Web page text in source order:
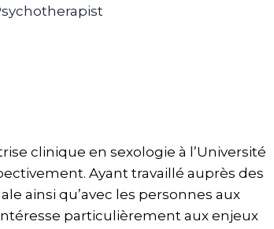
clinique en sexologie à l’Université
Ayant travaillé auprès des
ainsi qu’avec les personnes aux
particulièrement aux enjeux